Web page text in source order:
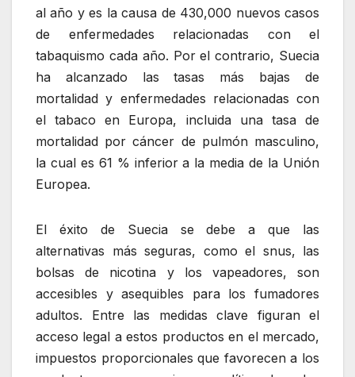
al año y es la causa de 430,000 nuevos casos
de enfermedades relacionadas con el
tabaquismo cada año. Por el contrario, Suecia
ha alcanzado las tasas más bajas de
mortalidad y enfermedades relacionadas con
el tabaco en Europa, incluida una tasa de
mortalidad por cáncer de pulmón masculino,
la cual es 61 % inferior a la media de la Unión
Europea.
El éxito de Suecia se debe a que las
alternativas más seguras, como el snus, las
bolsas de nicotina y los vapeadores, son
accesibles y asequibles para los fumadores
adultos. Entre las medidas clave figuran el
acceso legal a estos productos en el mercado,
impuestos proporcionales que favorecen a los